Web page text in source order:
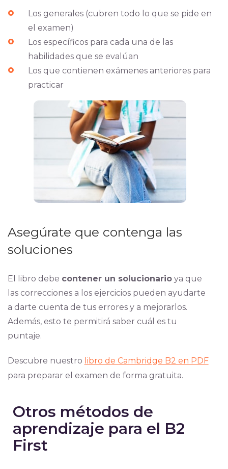
Los generales (cubren todo lo que se pide en
el examen)
Los específicos para cada una de las
habilidades que se evalúan
Los que contienen exámenes anteriores para
practicar
Asegúrate que contenga las
soluciones
El libro debe contener un solucionarioya que
las correcciones a los ejercicios pueden ayudarte
a darte cuenta de tus errores y a mejorarlos.
Además, esto te permitirá saber cuál es tu
puntaje.
Descubre nuestro libro de Cambridge B2 en PDF
para preparar el examen de forma gratuita.
Otros métodos de
aprendizaje para el B2
First